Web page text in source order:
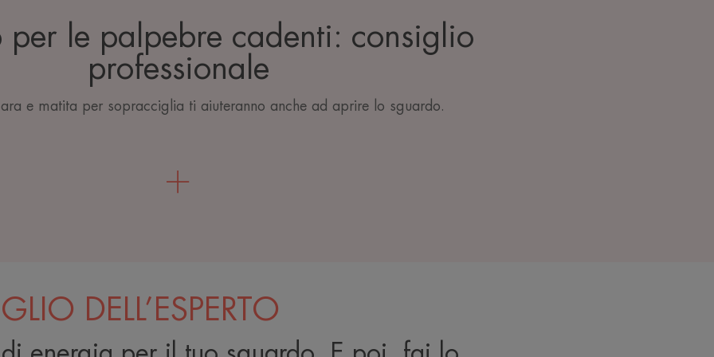
per le palpebre cadenti: consiglio
professionale
e matita per sopracciglia ti aiuteranno anche ad aprire lo sguardo.
DELL’ESPERTO